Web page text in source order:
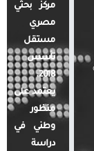
مركز بحثي
مصري
مستقل
تأسس
2018.
يعتمد على
منظور
وطني في
دراسة